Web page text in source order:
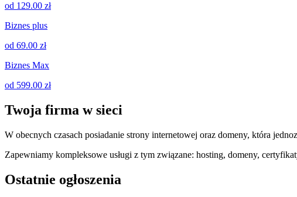
od 129.00 zł
Biznes plus
od 69.00 zł
Biznes Max
od 599.00 zł
Twoja firma w sieci
W obecnych czasach posiadanie strony internetowej oraz domeny, która
Zapewniamy kompleksowe usługi z tym związane: hosting, domeny,
Ostatnie ogłoszenia